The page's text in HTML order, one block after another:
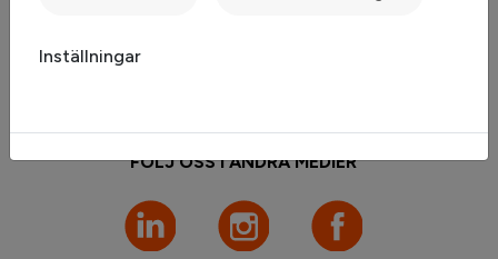
FÖLJ OSS I ANDRA MEDIER
Inställningar